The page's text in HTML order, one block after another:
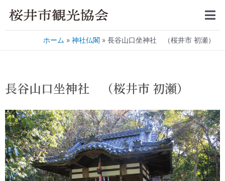
ホーム 神社仏閣 長谷山口坐神社 （桜井市 初瀬）
長谷山口坐神社 （桜井市 初瀬）